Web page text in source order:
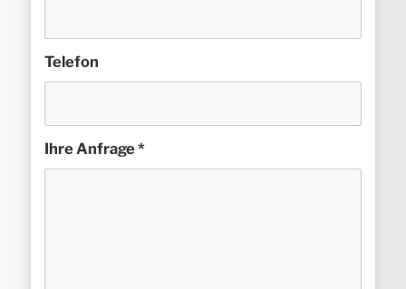
Telefon
Ihre Anfrage*